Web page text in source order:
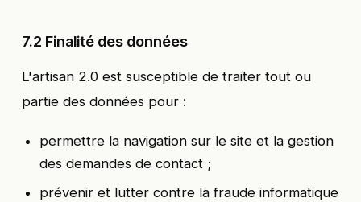
7.2 Finalité des données
L'artisan 2.0 est susceptible de traiter tout ou
partie des données pour :
permettre la navigation sur le site et la gestion
des demandes de contact ;
prévenir et lutter contre la fraude informatique